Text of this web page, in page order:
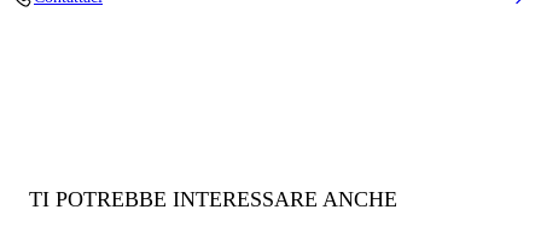
TI POTREBBE INTERESSARE ANCHE